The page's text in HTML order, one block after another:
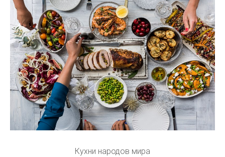
Кухни народов мира